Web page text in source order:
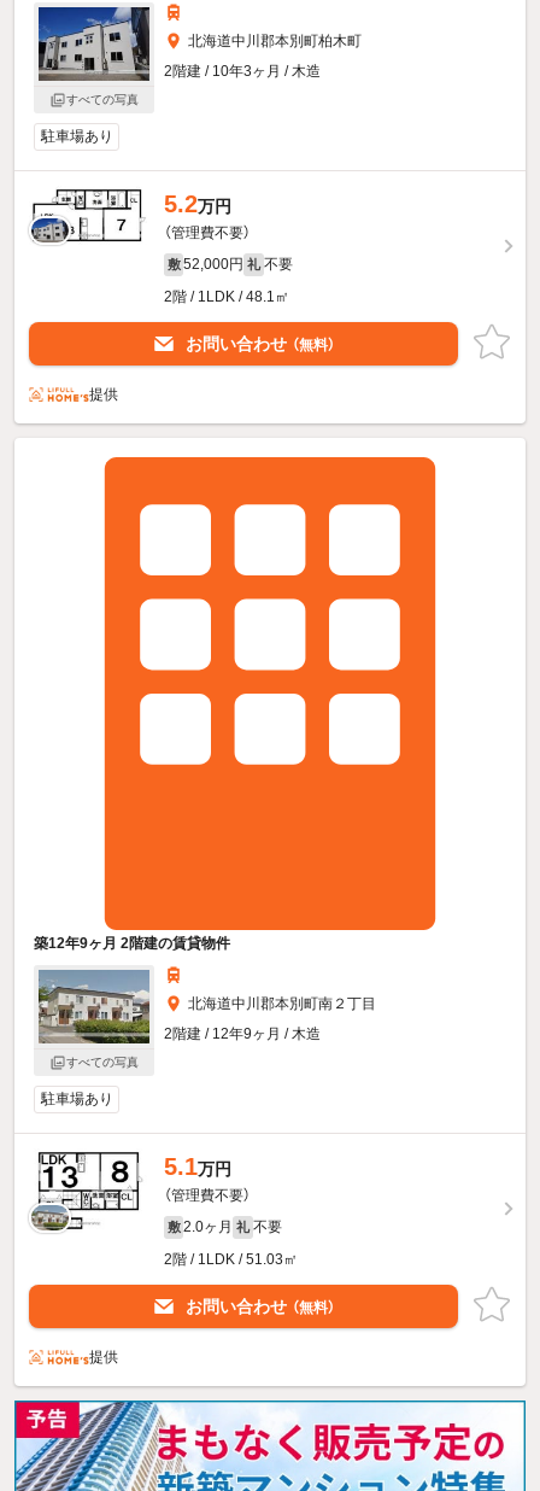
すべての写真
北海道中川郡本別町柏木町
2階建 / 10年3ヶ月 / 木造
駐車場あり
5.2万円
（管理費不要）
敷 52,000円 礼 不要
2階 / 1LDK / 48.1㎡
お問い合わせ （無料）
提供
築12年9ヶ月 2階建の賃貸物件
すべての写真
北海道中川郡本別町南２丁目
2階建 / 12年9ヶ月 / 木造
駐車場あり
5.1万円
（管理費不要）
敷 2.0ヶ月 礼 不要
2階 / 1LDK / 51.03㎡
お問い合わせ （無料）
提供